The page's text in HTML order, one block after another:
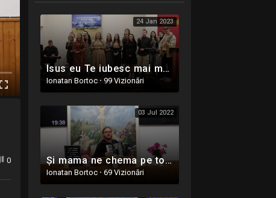
24 Jan 2023
Isus eu Te iubesc mai mult - Majorat Nathan Miron
Ionatan Bortoc · 99 Vizionări
03 Jul 2022
Și mama ne chema pe toți în casă - Preot Adi Moteca - Oastea Domnului - Ighiel, Alba - 5 Iunie 2022
Ionatan Bortoc · 69 Vizionări
0